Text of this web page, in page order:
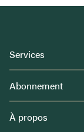
Services
Abonnement
À propos